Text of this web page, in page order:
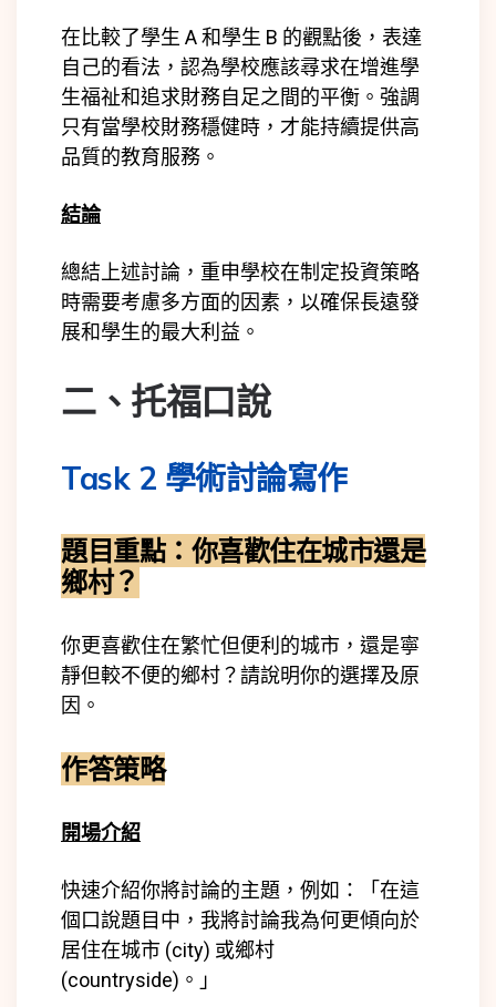
在比較了學生 A 和學生 B 的觀點後，表達
自己的看法，認為學校應該尋求在增進學
生福祉和追求財務自足之間的平衡。強調
只有當學校財務穩健時，才能持續提供高
品質的教育服務。
結論
總結上述討論，重申學校在制定投資策略
時需要考慮多方面的因素，以確保長遠發
展和學生的最大利益。
二、托福口說
Task 2 學術討論寫作
題目重點：你喜歡住在城市還是
鄉村？
你更喜歡住在繁忙但便利的城市，還是寧
靜但較不便的鄉村？請說明你的選擇及原
因。
作答策略
開場介紹
快速介紹你將討論的主題，例如：「在這
個口說題目中，我將討論我為何更傾向於
居住在城市 (city) 或鄉村
(countryside) 。」